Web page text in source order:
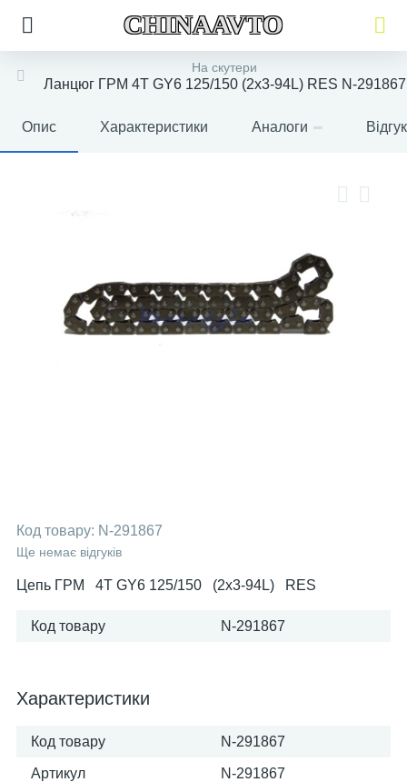
CHINAAVTO
На скутери
Ланцюг ГРМ 4T GY6 125/150 (2x3-94L) RES N-291867
Опис Характеристики Аналоги
Код товару: N-291867
Ще немає відгуків
Цепь ГРМ 4T GY6 125/150 (2x3-94L) RES
Код товару N-291867
Характеристики
Код товару N-291867
Артикул N-291867